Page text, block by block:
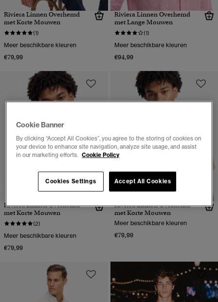
Riviera Linnen Overhemd
met Korte Mouwen
(1)
Meer beschikbare kleuren
€79,99
Riviera Linnen Overhemd
met Lange Mouwen
(1)
Meer beschikbare kleuren
€94,99
Riviera Linnen Overhemd
met Korte Mouwen
(2)
Meer beschikbare kleuren
€79,99
Riviera Linnen Overhemd
met Korte Mouwen
Meer beschikbare kleuren
€79,99
Cookie Banner
By clicking “Accept All Cookies”, you agree to the storing of cookies on
your device to enhance site navigation, analyze site usage, and assist
in our marketing efforts. Cookie Policy
Cookies Settings Accept All Cookies